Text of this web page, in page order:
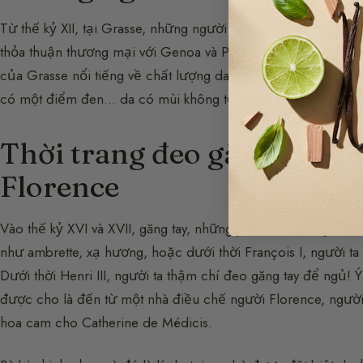
Từ thế kỷ XII, tại Grasse, những người thuộc da đến định
thỏa thuận thương mại với Genoa và Pisa ở Ý, nơi họ xuất
của Grasse nổi tiếng về chất lượng da đặc biệt với màu
có một điểm đen… da có mùi không tốt, điều này làm giới
Thời trang đeo găng tay
Florence
Vào thế kỷ XVI và XVII, găng tay, những phụ kiện không
như ambrette, xạ hương, hoặc dưới thời François I, người
Dưới thời Henri III, người ta thậm chí đeo găng tay để ngủ!
được cho là đến từ một nhà điều chế người Florence,
hoa cam cho Catherine de Médicis.